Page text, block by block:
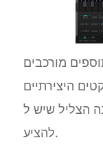
מורכבים
היצירתיים
להציע.